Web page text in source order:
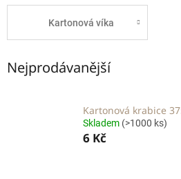
Kartonová víka
Nejprodávanější
Kartonová krabice
Skladem (>1000 ks)
6 Kč